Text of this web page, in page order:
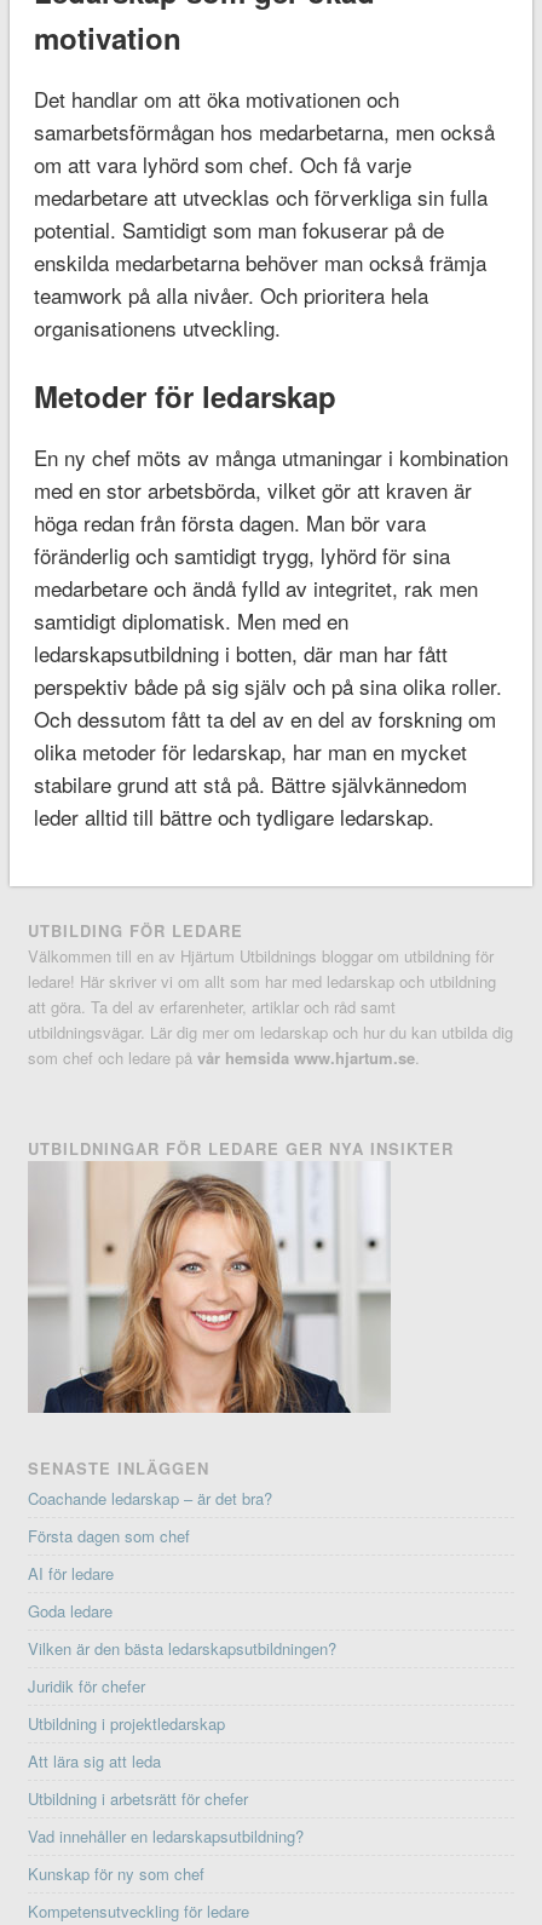
motivation
Det handlar om att öka motivationen och
samarbetsförmågan hos medarbetarna, men också
om att vara lyhörd som chef. Och få varje
medarbetare att utvecklas och förverkliga sin fulla
potential. Samtidigt som man fokuserar på de
enskilda medarbetarna behöver man också främja
teamwork på alla nivåer. Och prioritera hela
organisationens utveckling.
Metoder för ledarskap
En ny chef möts av många utmaningar i kombination
med en stor arbetsbörda, vilket gör att kraven är
höga redan från första dagen. Man bör vara
föränderlig och samtidigt trygg, lyhörd för sina
medarbetare och ändå fylld av integritet, rak men
samtidigt diplomatisk. Men med en
ledarskapsutbildning i botten, där man har fått
perspektiv både på sig själv och på sina olika roller.
Och dessutom fått ta del av en del av forskning om
olika metoder för ledarskap, har man en mycket
stabilare grund att stå på. Bättre självkännedom
leder alltid till bättre och tydligare ledarskap.
UTBILDING FÖR LEDARE
Välkommen till en av Hjärtum Utbildnings bloggar om utbildning för
ledare! Här skriver vi om allt som har med ledarskap och utbildning
att göra. Ta del av erfarenheter, artiklar och råd samt
utbildningsvägar. Lär dig mer om ledarskap och hur du kan utbilda dig
som chef och ledare påvår hemsida www.hjartum.se.
UTBILDNINGAR FÖR LEDARE GER NYA INSIKTER
SENASTE INLÄGGEN
Coachande ledarskap – är det bra?
Första dagen som chef
AI för ledare
Goda ledare
Vilken är den bästa ledarskapsutbildningen?
Juridik för chefer
Utbildning i projektledarskap
Att lära sig att leda
Utbildning i arbetsrätt för chefer
Vad innehåller en ledarskapsutbildning?
Kunskap för ny som chef
Kompetensutveckling för ledare